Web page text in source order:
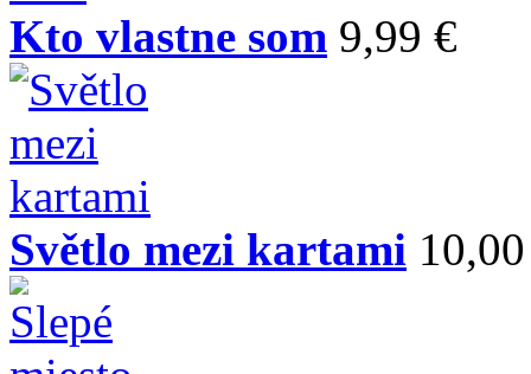
Kto vlastne som 9,99 €
Světlo mezi kartami